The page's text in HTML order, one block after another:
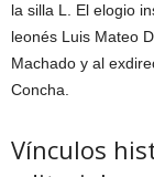
la silla L. El elogio
leonés Luis Mateo
Machado y al
Concha.
Vínculos